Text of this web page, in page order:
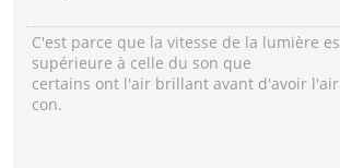
C'est parce que la vitesse de la lumière
supérieure à celle du son que
certains ont l'air brillant avant d'avoir l'air
con.